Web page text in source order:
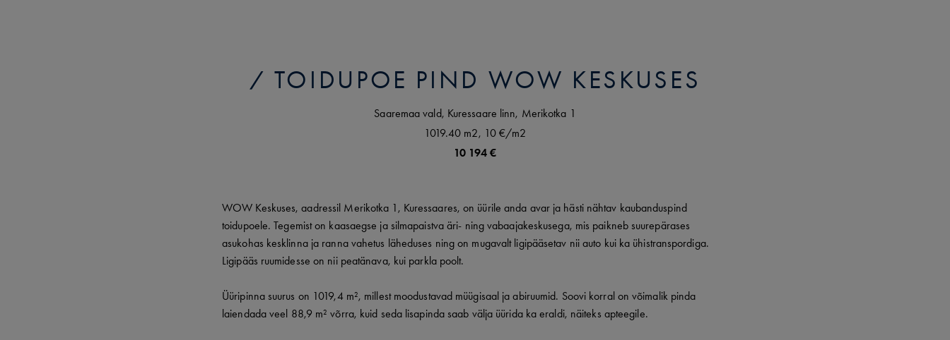
TOIDUPOE PIND WOW KESKUSES
Saaremaa vald, Kuressaare linn, Merikotka 1
1019.40 m2, 10 €/m2
10 194 €
WOW Keskuses, aadressil Merikotka 1, Kuressaares, on üürile anda avar ja hästi nähtav kaubanduspind
toidupoele. Tegemist on kaasaegse ja silmapaistva äri- ning vabaajakeskusega, mis paikneb suurepärases
asukohas kesklinna ja ranna vahetus läheduses ning on mugavalt ligipääsetav nii auto kui ka ühistranspordiga.
Ligipääs ruumidesse on nii peatänava, kui parkla poolt.
Üüripinna suurus on 1019,4 m², millest moodustavad müügisaal ja abiruumid. Soovi korral on võimalik pinda
laiendada veel 88,9 m² võrra, kuid seda lisapinda saab välja üürida ka eraldi, näiteks apteegile.